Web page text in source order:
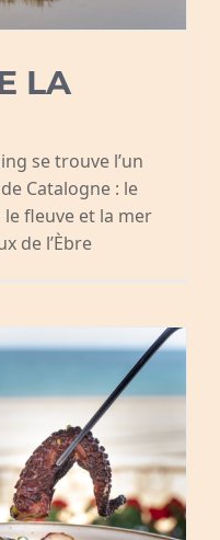
LA
se trouve l’un
Catalogne : le
le fleuve et la mer
de l’Èbre